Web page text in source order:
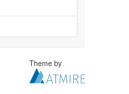
Theme by